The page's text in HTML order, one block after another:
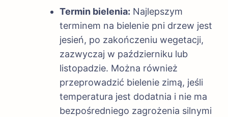
Termin bielenia: Najlepszym
terminem na bielenie pni drzew jest
jesień, po zakończeniu wegetacji,
zazwyczaj w październiku lub
listopadzie. Można również
przeprowadzić bielenie zimą, jeśli
temperatura jest dodatnia i nie ma
bezpośredniego zagrożenia silnymi